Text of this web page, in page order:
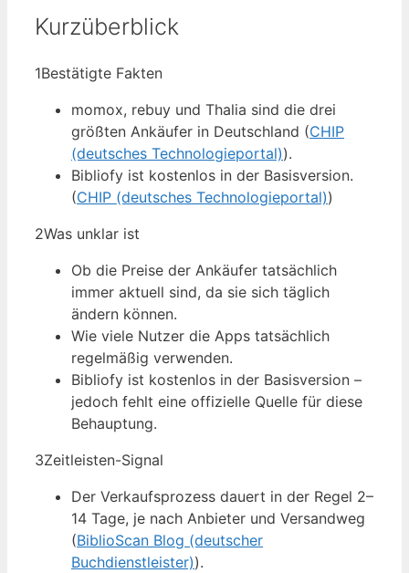
Kurzüberblick
1Bestätigte Fakten
momox, rebuy und Thalia sind die drei
größten Ankäufer in Deutschland (CHIP
(deutsches Technologieportal)).
Bibliofy ist kostenlos in der Basisversion.
(CHIP (deutsches Technologieportal))
2Was unklar ist
Ob die Preise der Ankäufer tatsächlich
immer aktuell sind, da sie sich täglich
ändern können.
Wie viele Nutzer die Apps tatsächlich
regelmäßig verwenden.
Bibliofy ist kostenlos in der Basisversion –
jedoch fehlt eine offizielle Quelle für diese
Behauptung.
3Zeitleisten-Signal
Der Verkaufsprozess dauert in der Regel 2–
14 Tage, je nach Anbieter und Versandweg
(BiblioScan Blog (deutscher
Buchdienstleister)).